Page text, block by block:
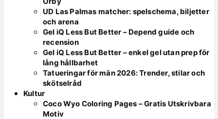
UD Las Palmas matcher: spelschema, biljetter
och arena
Gel iQ Less But Better – Depend guide och
recension
Gel iQ Less But Better – enkel gel utan prep för
lång hållbarhet
Tatueringar för män 2026: Trender, stilar och
skötselråd
Kultur
Coco Wyo Coloring Pages – Gratis Utskrivbara
Motiv